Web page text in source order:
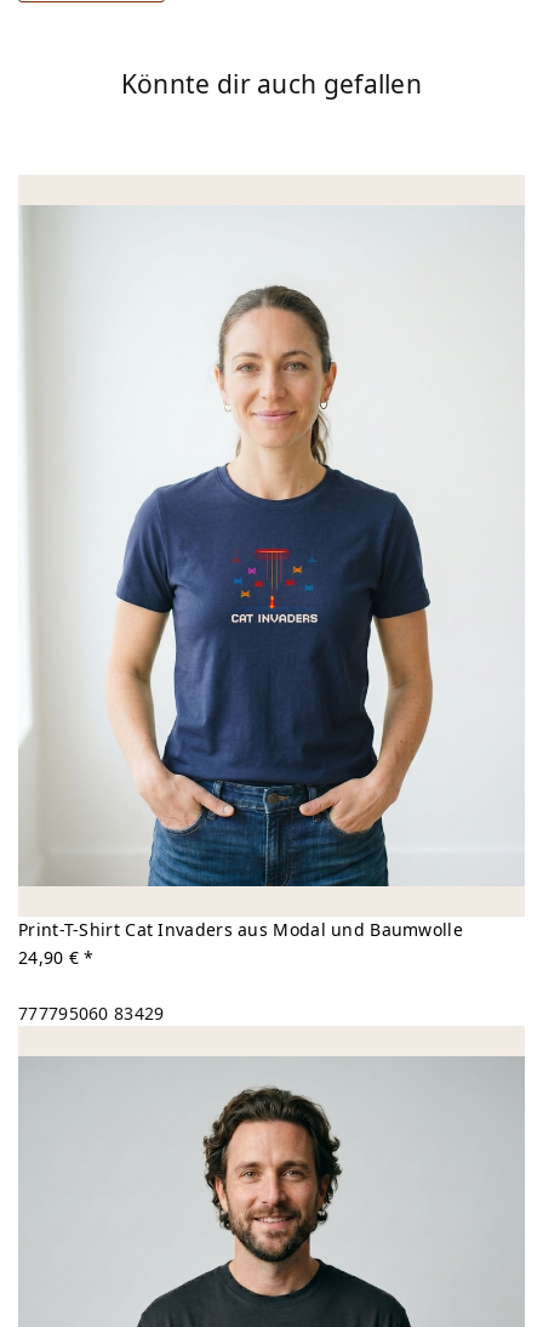
Könnte dir auch gefallen
Print-T-Shirt Cat Invaders aus Modal und Baumwolle
24,90 € *
777795060 83429